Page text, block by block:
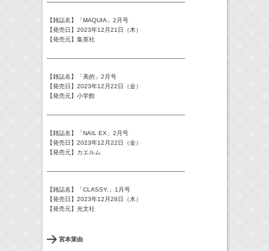
———————————————————————
【雑誌名】「MAQUIA」2月号
【発売日】2023年12月21日（木）
【発売元】集英社
———————————————————————
【雑誌名】「美的」2月号
【発売日】2023年12月22日（金）
【発売元】小学館
———————————————————————
【雑誌名】「NAIL EX」2月号
【発売日】2023年12月22日（金）
【発売元】カエルム
———————————————————————
【雑誌名】「CLASSY.」1月号
【発売日】2023年12月28日（木）
【発売元】光文社
宮本茉由